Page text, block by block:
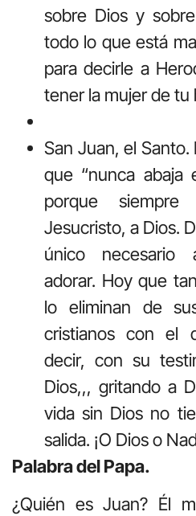
sobre Dios y
todo lo que está
para decirle a
tener la mujer de tu
San Juan, el
que “nunca abaja
porque
Jesucristo, a Dios.
único necesario
adorar. Hoy que
lo eliminan de
cristianos con el
decir, con su
Dios,,, gritando a
vida sin Dios no
salida. ¡O Dios o
Palabra del Papa.
¿Quién es Juan? Él